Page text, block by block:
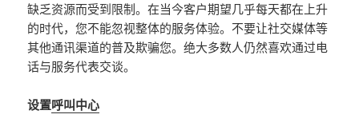
缺乏资源而受到限制。在当今客户期望几乎每天都在上升
的时代，您不能忽视整体的服务体验。不要让社交媒体等
其他通讯渠道的普及欺骗您。绝大多数人仍然喜欢通过电
话与服务代表交谈。
设置呼叫中心